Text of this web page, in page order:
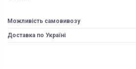
Можливість самовивозу
Доставка по Україні